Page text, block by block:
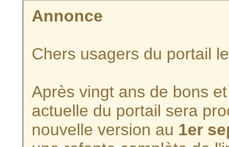
Annonce
Chers usagers du portail
Après vingt ans de bons
actuelle du portail sera
nouvelle version au 1er